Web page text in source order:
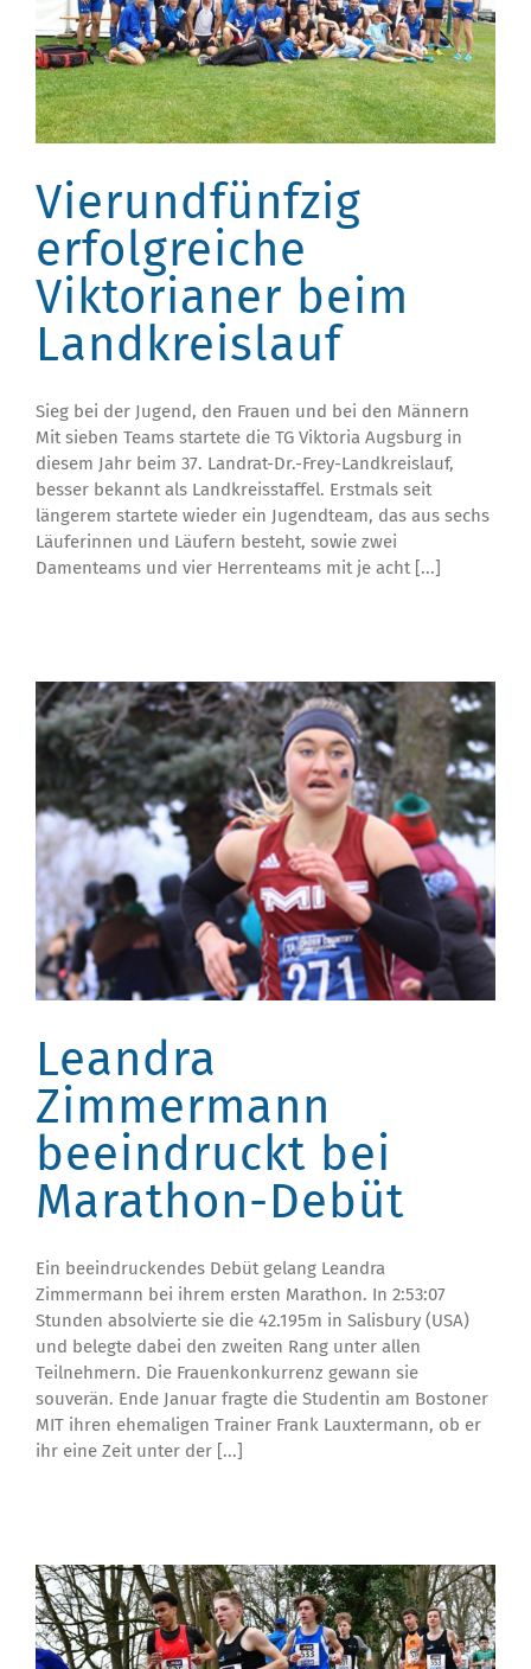
Vierundfünfzig
erfolgreiche
Viktorianer beim
Landkreislauf
Sieg bei der Jugend, den Frauen und bei den Männern
Mit sieben Teams startete die TG Viktoria Augsburg in
diesem Jahr beim 37. Landrat-Dr.-Frey-Landkreislauf,
besser bekannt als Landkreisstaffel. Erstmals seit
längerem startete wieder ein Jugendteam, das aus sechs
Läuferinnen und Läufern besteht, sowie zwei
Damenteams und vier Herrenteams mit je acht [...]
Leandra
Zimmermann
beeindruckt bei
Marathon-Debüt
Ein beeindruckendes Debüt gelang Leandra
Zimmermann bei ihrem ersten Marathon. In 2:53:07
Stunden absolvierte sie die 42.195m in Salisbury (USA)
und belegte dabei den zweiten Rang unter allen
Teilnehmern. Die Frauenkonkurrenz gewann sie
souverän. Ende Januar fragte die Studentin am Bostoner
MIT ihren ehemaligen Trainer Frank Lauxtermann, ob er
ihr eine Zeit unter der [...]